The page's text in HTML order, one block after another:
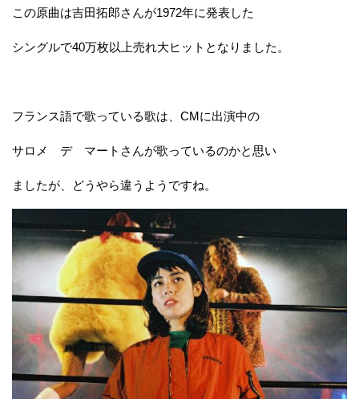
この原曲は吉田拓郎さんが1972年に発表した
シングルで40万枚以上売れ大ヒットとなりました。
フランス語で歌っている歌は、CMに出演中の
サロメ デ マートさんが歌っているのかと思い
ましたが、どうやら違うようですね。